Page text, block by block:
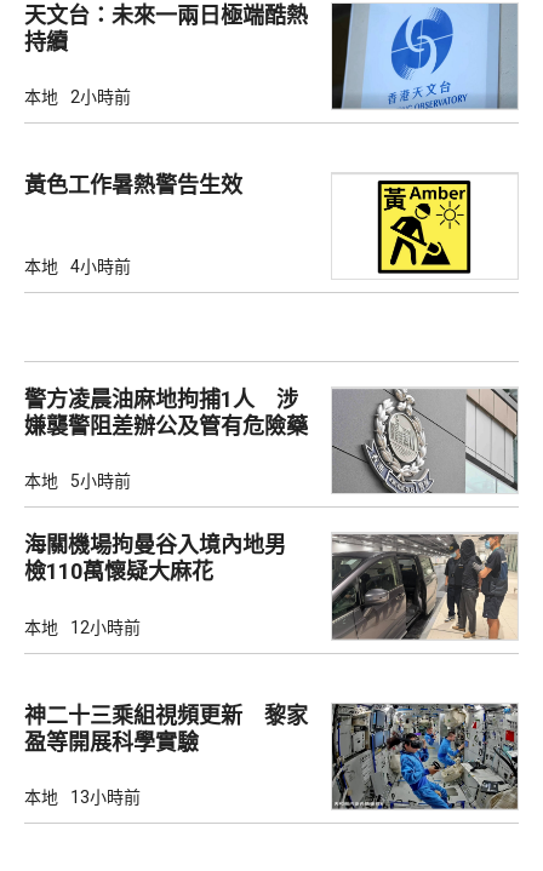
天文台：未來一兩日極端酷熱
持續
本地 2小時前
黃色工作暑熱警告生效
本地 4小時前
警方凌晨油麻地拘捕1人 涉
嫌襲警阻差辦公及管有危險藥
本地 5小時前
海關機場拘曼谷入境內地男
檢110萬懷疑大麻花
本地 12小時前
神二十三乘組視頻更新 黎家
盈等開展科學實驗
本地 13小時前